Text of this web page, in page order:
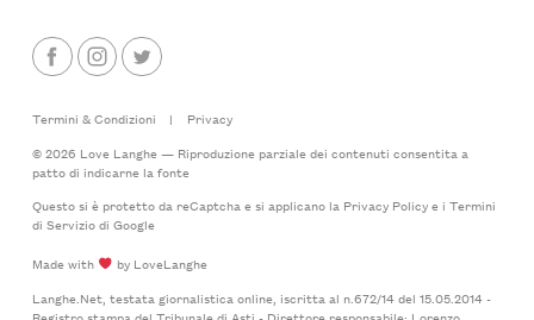
Termini & Condizioni |
Privacy
© 2026 Love Langhe — Riproduzione parziale dei contenuti consentita a
patto di indicarne la fonte
Questo si è protetto da reCaptcha e si applicano la Privacy Policye i Termini
di Serviziodi Google
Made with
by LoveLanghe
Langhe.Net, testata giornalistica online, iscritta al n.672/14 del 15.05.2014 -